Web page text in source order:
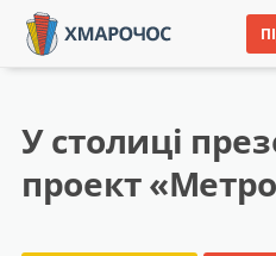
У столиці
проект